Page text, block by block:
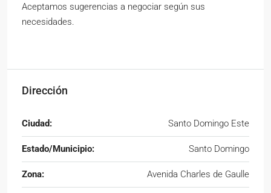
Aceptamos sugerencias a negociar según sus
necesidades.
Dirección
Ciudad: Santo Domingo Este
Estado/Municipio: Santo Domingo
Zona: Avenida Charles de Gaulle